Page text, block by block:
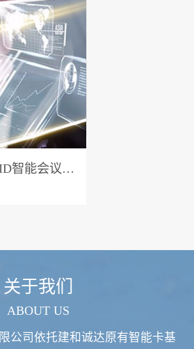
RFID智能会议签到系统
关于我们
ABOUT US
公司依托建和诚达原有智能卡基